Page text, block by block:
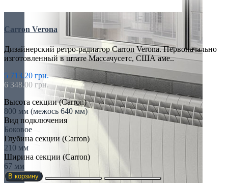
Carron Verona
Дизайнерский ретро-радиатор Carron Verona. Первоначально
изготовленный в штате Массачусетс, США аме..
5 713.20 грн.
6 348.00 грн.
Высота секции (Carron)
800 мм (межось 640 мм)
Вид подключения
Боковое
Глубина секции (Carron)
210 мм
Ширина секции (Carron)
67 мм
В корзину